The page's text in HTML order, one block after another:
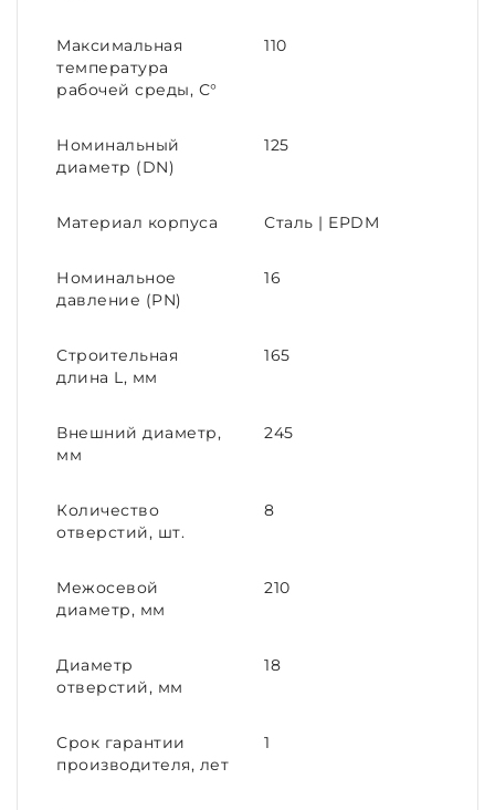
Максимальная
температура
рабочей среды, С°
110
Номинальный
диаметр (DN)
125
Материал корпуса Сталь | EPDM
Номинальное
давление (PN)
16
Строительная
длина L, мм
165
Внешний диаметр,
мм
245
Количество
отверстий, шт.
8
Межосевой
диаметр, мм
210
Диаметр
отверстий, мм
18
Срок гарантии
производителя, лет
1